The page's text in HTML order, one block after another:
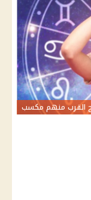
القرب منهم مكسب